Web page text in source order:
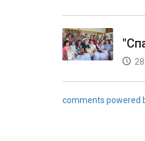
comments powered